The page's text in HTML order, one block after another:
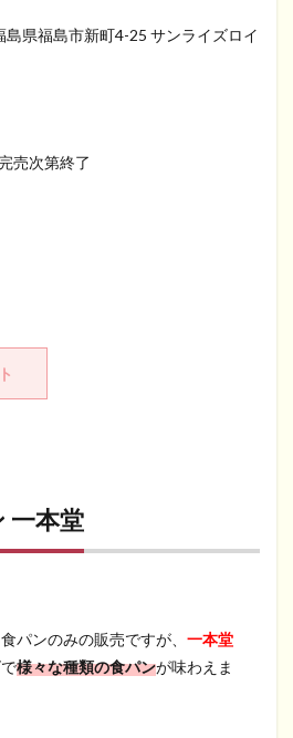
県福島市新町4-25 サンライズロイ
売次第終了
一本堂
パンのみの販売ですが、 一本堂
様々な種類の食パンが味わえま